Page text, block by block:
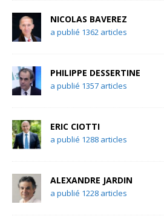
NICOLAS BAVEREZ
a publié 1362 articles
PHILIPPE DESSERTINE
a publié 1357 articles
ERIC CIOTTI
a publié 1288 articles
ALEXANDRE JARDIN
a publié 1228 articles